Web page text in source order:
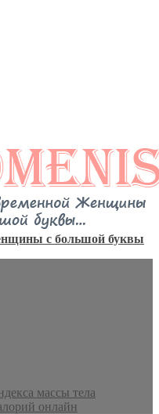
с большой буквы
массы тела
онлайн